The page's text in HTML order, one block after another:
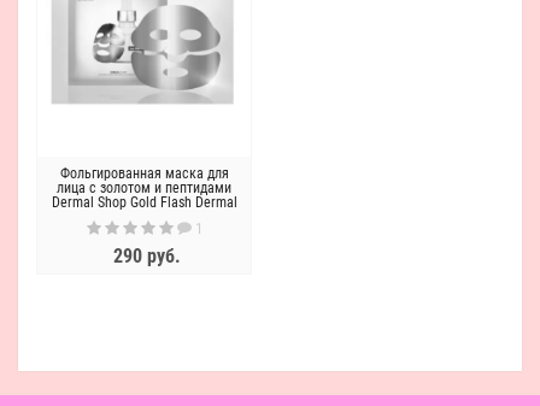
Фольгированная маска для
лица c золотом и пептидами
Dermal Shop Gold Flash Dermal
Shop Gold Flash
1
290 руб.